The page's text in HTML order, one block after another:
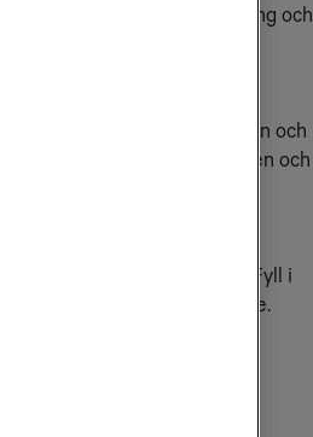
möjligheter till effektivisering och
övervaka och automatisera
ventilation,
att utnyttja teknikutvecklingen och
för att förbättra livskvaliteten och
och socialt hållbara
för just din verksamhet. Fyll i
nedan så hjälper vi dig vidare.